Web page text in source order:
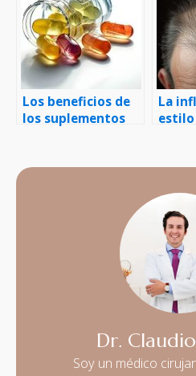
Los beneficios de
los suplementos
La
estilo
Dr.
Soy un médico